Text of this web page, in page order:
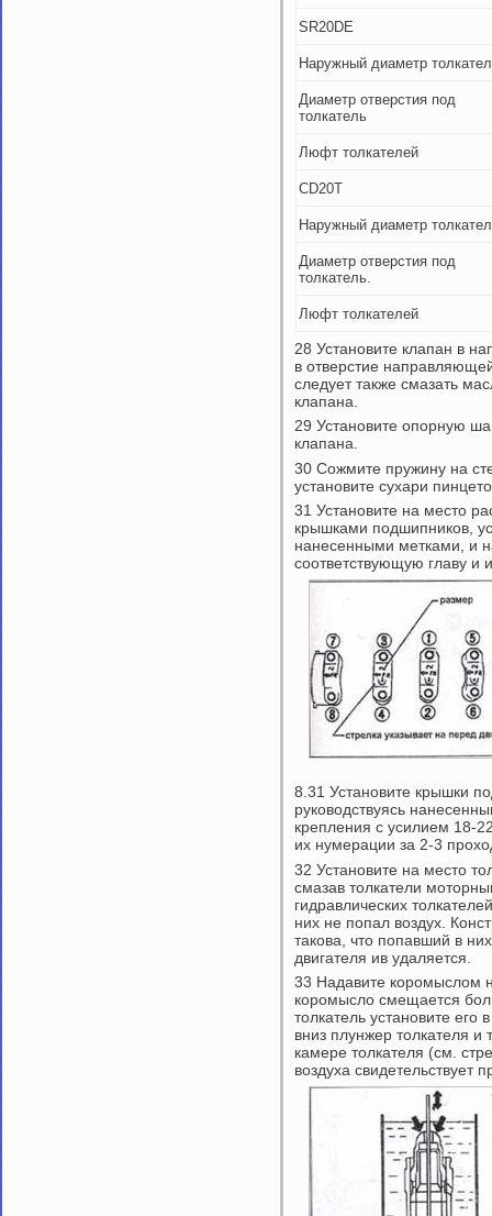
SR20DE
Наружный диаметр
Диаметр отверстия под
толкатель
Люфт толкателей
CD20T
Наружный диаметр
Диаметр отверстия под
толкатель.
Люфт толкателей
28 Установите клапан в
в отверстие
следует также смазать
клапана.
29 Установите опорную
клапана.
30 Сожмите пружину на
установите сухари
31 Установите на место
крышками подшипников,
нанесенными метками, и
соответствующую главу и
8.31 Установите крышки
руководствуясь
крепления с усилием 18-
их нумерации за 2-3
32 Установите на место
смазав толкатели
гидравлических
них не попал воздух.
такова, что попавший в
двигателя ив удаляется.
33 Надавите коромыслом
коромысло смещается
толкатель установите
вниз плунжер толкателя
камере толкателя (см.
воздуха